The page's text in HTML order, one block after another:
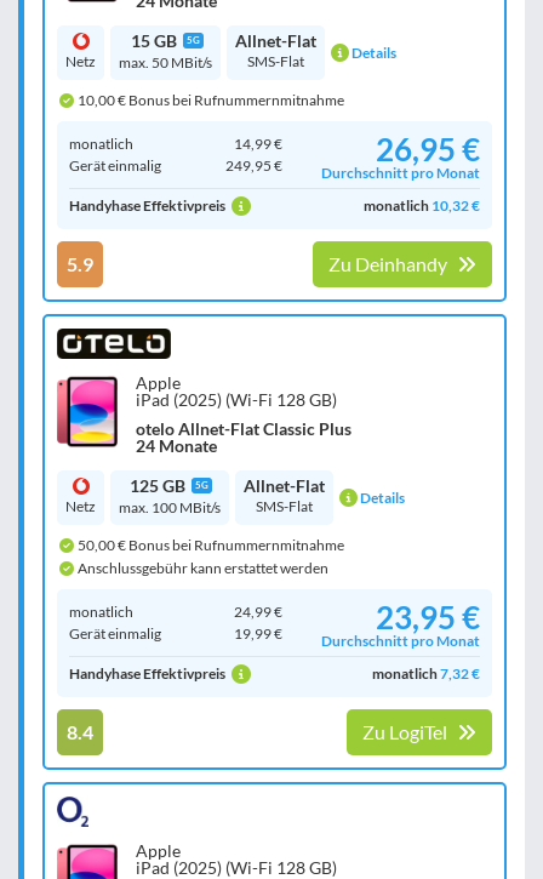
Netz
15 GB 5G
max. 50 MBit/s
Allnet-Flat
SMS-Flat Details
10,00 € Bonus bei Rufnummernmitnahme
monatlich
14,99 €
Gerät einmalig
249,95 € 26,95 €
Durchschnitt pro Monat
Handyhase Effektivpreis
monatlich 10,32 €
5.9 Zu Deinhandy
Apple
iPad (2025) (Wi-Fi 128 GB)
otelo Allnet-Flat Classic Plus
24 Monate
Netz
125 GB 5G
max. 100 MBit/s
Allnet-Flat
SMS-Flat Details
50,00 € Bonus bei Rufnummernmitnahme
Anschlussgebühr kann erstattet werden
monatlich
24,99 €
Gerät einmalig
19,99 € 23,95 €
Durchschnitt pro Monat
Handyhase Effektivpreis
monatlich7,32 €
8.4 Zu LogiTel
Apple
iPad (2025) (Wi-Fi 128 GB)